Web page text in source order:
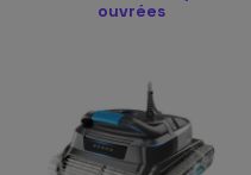
ouvrées